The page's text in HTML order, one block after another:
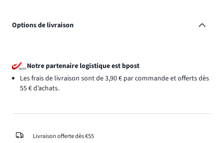
Options de livraison
Notre partenaire logistique est bpost
Les frais de livraison sont de 3,90 € par commande et offerts dès
55 € d’achats.
Livraison offerte dès €55